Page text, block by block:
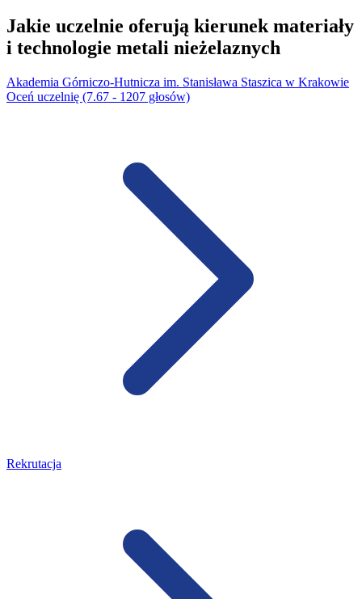
Jakie uczelnie oferują kierunek materiały
i technologie metali nieżelaznych
Akademia Górniczo-Hutnicza im. Stanisława Staszica w Krakowie
Oceń uczelnię (7.67 - 1207 głosów)
Rekrutacja